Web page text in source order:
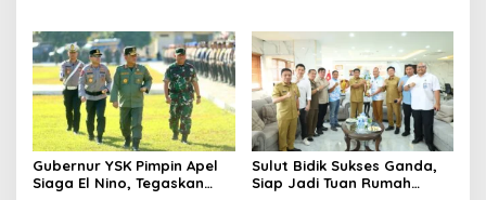
Ditindaklanjuti
Gubernur YSK Pimpin Apel
Siaga El Nino, Tegaskan
Sulut Bidik Sukses Ganda,
Siap Jadi Tuan Rumah